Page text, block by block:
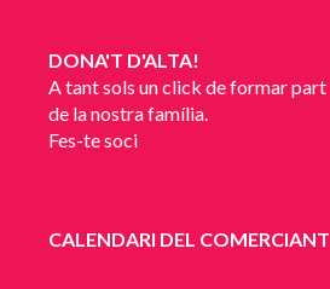
DONA'T D'ALTA!
A tant sols un click de formar part
de la nostra família.
Fes-te soci
CALENDARI DEL COMERCIANT